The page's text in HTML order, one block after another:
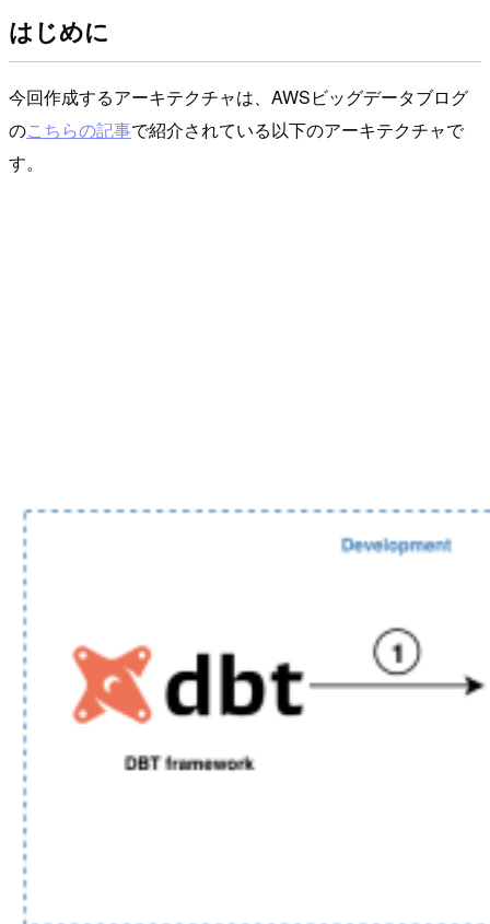
はじめに
今回作成するアーキテクチャは、AWSビッグデータブログ
のこちらの記事で紹介されている以下のアーキテクチャで
す。